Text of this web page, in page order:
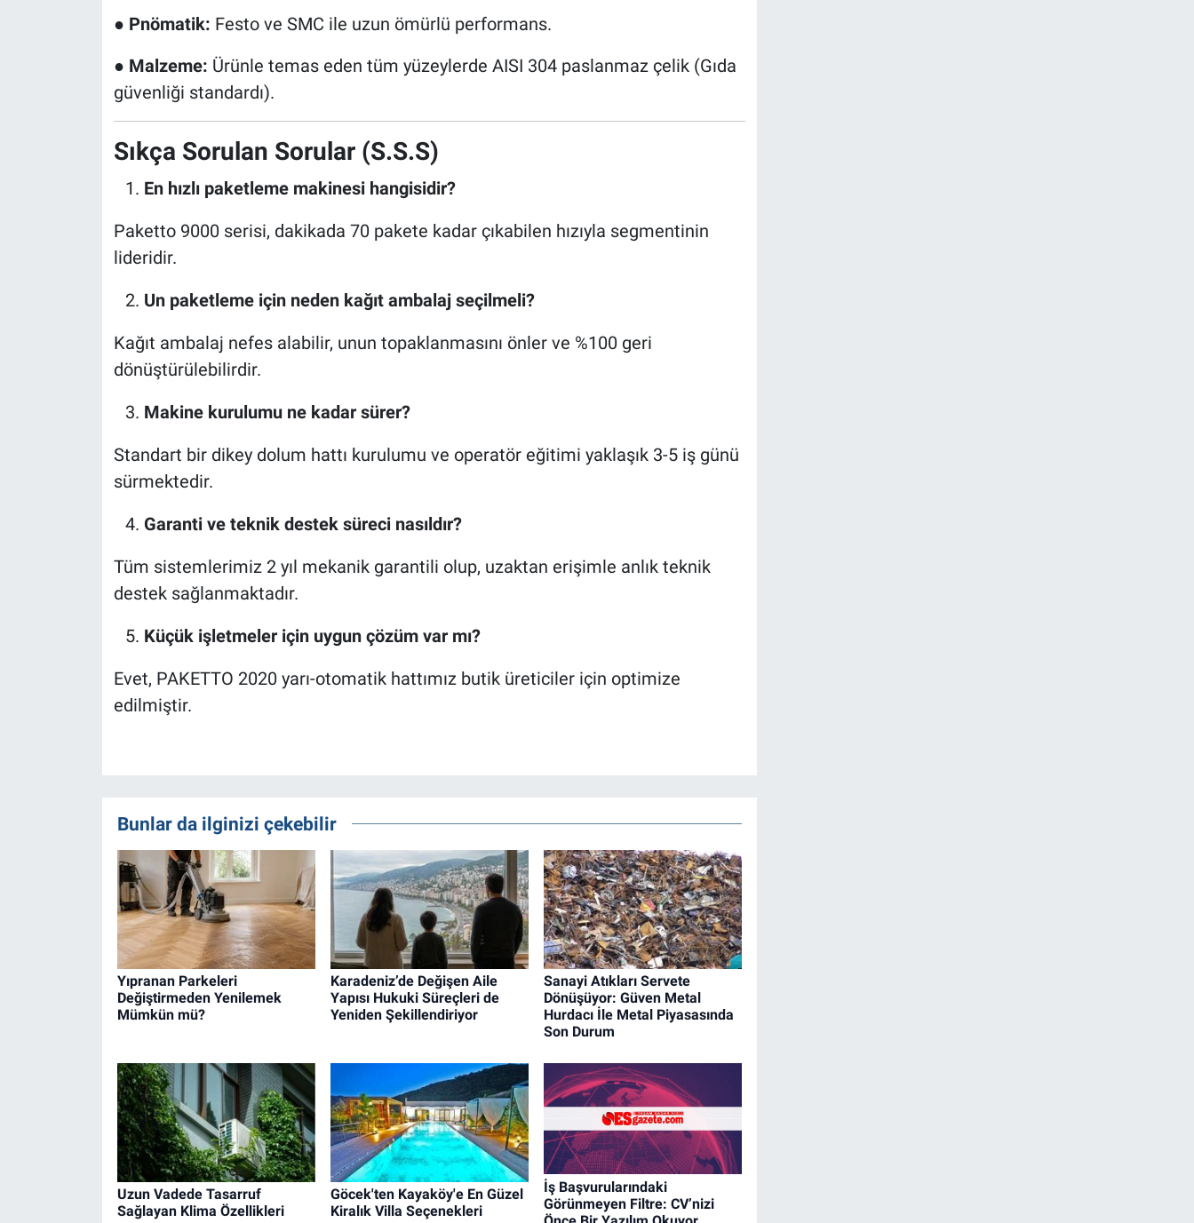
● Pnömatik: Festo ve SMC ile uzun ömürlü performans.
● Malzeme: Ürünle temas eden tüm yüzeylerde AISI 304 paslanmaz çelik (Gıda
güvenliği standardı).
Sıkça Sorulan Sorular (S.S.S)
En hızlı paketleme makinesi hangisidir?
Paketto 9000 serisi, dakikada 70 pakete kadar çıkabilen hızıyla segmentinin
lideridir.
Un paketleme için neden kağıt ambalaj seçilmeli?
Kağıt ambalaj nefes alabilir, unun topaklanmasını önler ve %100 geri
dönüştürülebilirdir.
Makine kurulumu ne kadar sürer?
Standart bir dikey dolum hattı kurulumu ve operatör eğitimi yaklaşık 3-5 iş günü
sürmektedir.
Garanti ve teknik destek süreci nasıldır?
Tüm sistemlerimiz 2 yıl mekanik garantili olup, uzaktan erişimle anlık teknik
destek sağlanmaktadır.
Küçük işletmeler için uygun çözüm var mı?
Evet, PAKETTO 2020 yarı-otomatik hattımız butik üreticiler için optimize
edilmiştir.
Bunlar da ilginizi çekebilir
Yıpranan Parkeleri
Değiştirmeden Yenilemek
Mümkün mü?
Karadeniz’de Değişen Aile
Yapısı Hukuki Süreçleri de
Yeniden Şekillendiriyor
Sanayi Atıkları Servete
Dönüşüyor: Güven Metal
Hurdacı İle Metal Piyasasında
Son Durum
Uzun Vadede Tasarruf
Sağlayan Klima Özellikleri
Göcek'ten Kayaköy'e En Güzel
Kiralık Villa Seçenekleri
İş Başvurularındaki
Görünmeyen Filtre: CV’nizi